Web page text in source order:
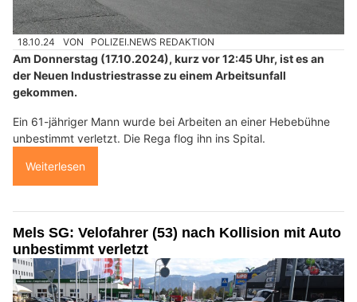
18.10.24 VON POLIZEI.NEWS REDAKTION
Am Donnerstag (17.10.2024), kurz vor 12:45 Uhr, ist es an
der Neuen Industriestrasse zu einem Arbeitsunfall
gekommen.
Ein 61-jähriger Mann wurde bei Arbeiten an einer Hebebühne
unbestimmt verletzt. Die Rega flog ihn ins Spital.
Weiterlesen
Mels SG: Velofahrer (53) nach Kollision mit Auto
unbestimmt verletzt